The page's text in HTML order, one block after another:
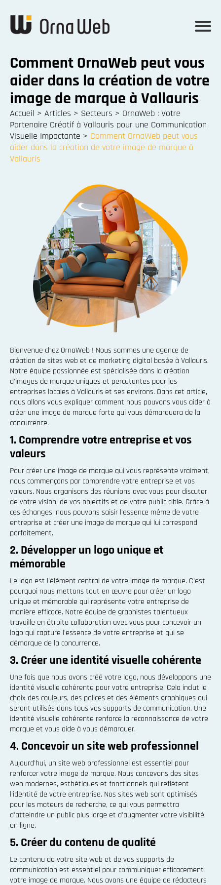
Comment OrnaWeb peut vous
aider dans la création de votre
image de marque à Vallauris
Accueil > Articles > Secteurs > OrnaWeb : Votre
Partenaire Créatif à Vallauris pour une Communication
Visuelle Impactante > Comment OrnaWeb peut vous
aider dans la création de votre image de marque à
Vallauris
Bienvenue chez OrnaWeb ! Nous sommes une agence de
création de sites web et de marketing digital basée à Vallauris.
Notre équipe passionnée est spécialisée dans la création
d'images de marque uniques et percutantes pour les
entreprises locales à Vallauris et ses environs. Dans cet article,
nous allons vous expliquer comment nous pouvons vous aider à
créer une image de marque forte qui vous démarquera de la
concurrence.
1. Comprendre votre entreprise et vos
valeurs
Pour créer une image de marque qui vous représente vraiment,
nous commençons par comprendre votre entreprise et vos
valeurs. Nous organisons des réunions avec vous pour discuter
de votre vision, de vos objectifs et de votre public cible. Grâce à
ces échanges, nous pouvons saisir l'essence même de votre
entreprise et créer une image de marque qui lui correspond
parfaitement.
2. Développer un logo unique et
mémorable
Le logo est l'élément central de votre image de marque. C'est
pourquoi nous mettons tout en œuvre pour créer un logo
unique et mémorable qui représente votre entreprise de
manière efficace. Notre équipe de graphistes talentueux
travaille en étroite collaboration avec vous pour concevoir un
logo qui capture l'essence de votre entreprise et qui se
démarque de la concurrence.
3. Créer une identité visuelle cohérente
Une fois que nous avons créé votre logo, nous développons une
identité visuelle cohérente pour votre entreprise. Cela inclut le
choix des couleurs, des polices et des éléments graphiques qui
seront utilisés dans tous vos supports de communication. Une
identité visuelle cohérente renforce la reconnaissance de votre
marque et vous aide à vous démarquer.
4. Concevoir un site web professionnel
Aujourd'hui, un site web professionnel est essentiel pour
renforcer votre image de marque. Nous concevons des sites
web modernes, esthétiques et fonctionnels qui reflètent
l'identité de votre entreprise. Nos sites web sont optimisés
pour les moteurs de recherche, ce qui vous permettra
d'atteindre un public plus large et d'augmenter votre visibilité
en ligne.
5. Créer du contenu de qualité
Le contenu de votre site web et de vos supports de
communication est essentiel pour communiquer efficacement
votre image de marque. Nous avons une équipe de rédacteurs